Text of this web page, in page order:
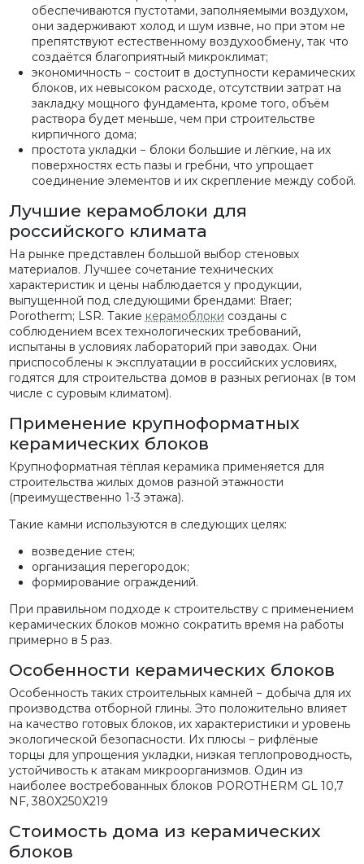
обеспечиваются пустотами, заполняемыми воздухом,
они задерживают холод и шум извне, но при этом не
препятствуют естественному воздухообмену, так что
создаётся благоприятный микроклимат;
экономичность − состоит в доступности керамических
блоков, их невысоком расходе, отсутствии затрат на
закладку мощного фундамента, кроме того, объём
раствора будет меньше, чем при строительстве
кирпичного дома;
простота укладки − блоки большие и лёгкие, на их
поверхностях есть пазы и гребни, что упрощает
соединение элементов и их скрепление между собой.
Лучшие керамоблоки для
российского климата
На рынке представлен большой выбор стеновых
материалов. Лучшее сочетание технических
характеристик и цены наблюдается у продукции,
выпущенной под следующими брендами: Braer;
Porotherm; LSR. Такие керамоблоки созданы с
соблюдением всех технологических требований,
испытаны в условиях лабораторий при заводах. Они
приспособлены к эксплуатации в российских условиях,
годятся для строительства домов в разных регионах (в том
числе с суровым климатом).
Применение крупноформатных
керамических блоков
Крупноформатная тёплая керамика применяется для
строительства жилых домов разной этажности
(преимущественно 1-3 этажа).
Такие камни используются в следующих целях:
возведение стен;
организация перегородок;
формирование ограждений.
При правильном подходе к строительству с применением
керамических блоков можно сократить время на работы
примерно в 5 раз.
Особенности керамических блоков
Особенность таких строительных камней − добыча для их
производства отборной глины. Это положительно влияет
на качество готовых блоков, их характеристики и уровень
экологической безопасности. Их плюсы − рифлёные
торцы для упрощения укладки, низкая теплопроводность,
устойчивость к атакам микроорганизмов. Один из
наиболее востребованных блоков POROTHERM GL 10,7
NF, 380Х250Х219
Стоимость дома из керамических
блоков